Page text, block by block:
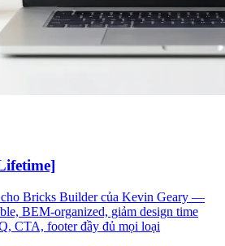
cho Bricks Builder của Kevin Geary —
BEM-organized, giảm design time
CTA, footer đầy đủ mọi loại